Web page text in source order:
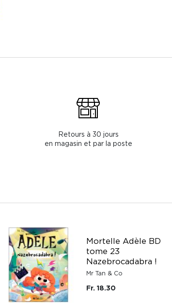
Retours à 30 jours
en magasin et par la poste
Mortelle Adèle BD
tome 23
Nazebrocadabra !
Mr Tan & Co
Fr. 18.30